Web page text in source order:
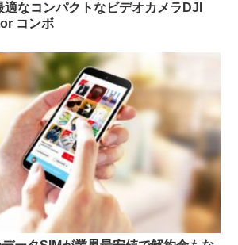
なコンパクトなビデオカメラDJI
コンボ